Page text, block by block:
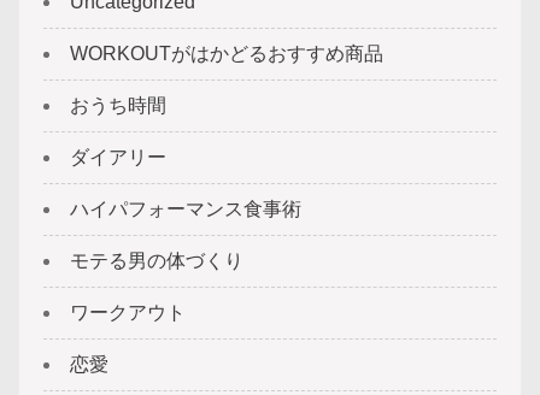
WORKOUTがはかどるおすすめ商品
おうち時間
ダイアリー
ハイパフォーマンス食事術
モテる男の体づくり
ワークアウト
恋愛